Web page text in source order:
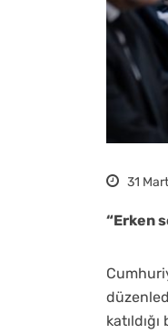
31
“Erken